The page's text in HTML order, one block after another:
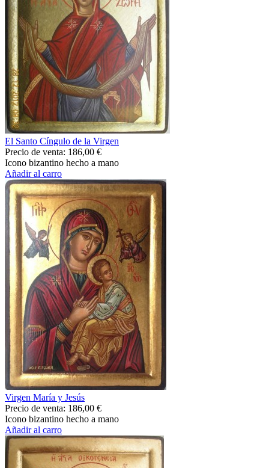
El Santo Cíngulo de la Virgen
Precio de venta: 186,00 €
Icono bizantino hecho a mano
Añadir al carro
Virgen María y Jesús
Precio de venta: 186,00 €
Icono bizantino hecho a mano
Añadir al carro